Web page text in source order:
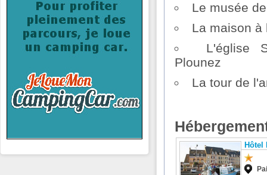
Le musée
La maison à
L'église
Plounez
La tour de
Hôtel